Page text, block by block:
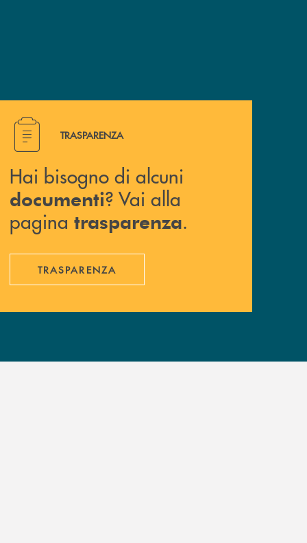
Hai bisogno di alcuni documenti ? Vai alla pagina
TRASPARENZA
Hai bisogno di alcuni
documenti? Vai alla
pagina trasparenza.
TRASPARENZA